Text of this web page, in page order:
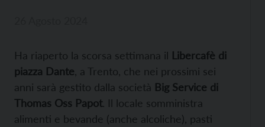
Ha riaperto la scorsa settimana il Libercafè di
piazza Dante , a Trento, che nei prossimi sei
anni sarà gestito dalla società Big Service di
Thomas Oss Papot. Il locale somministra
alimenti e bevande (anche alcoliche), pasti